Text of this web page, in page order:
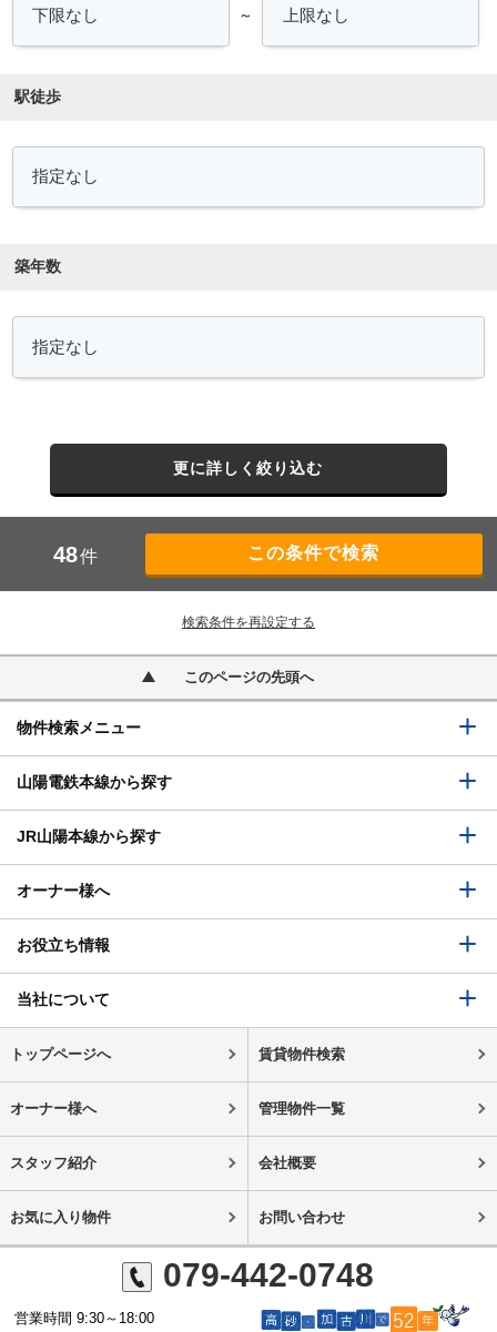
～
駅徒歩
築年数
更に詳しく絞り込む
48件
検索条件を再設定する
このページの先頭へ
物件検索メニュー
山陽電鉄本線から探す
JR山陽本線から探す
オーナー様へ
お役立ち情報
当社について
トップページへ 賃貸物件検索
オーナー様へ 管理物件一覧
スタッフ紹介 会社概要
お気に入り物件 お問い合わせ
079-442-0748
営業時間 9:30～18:00